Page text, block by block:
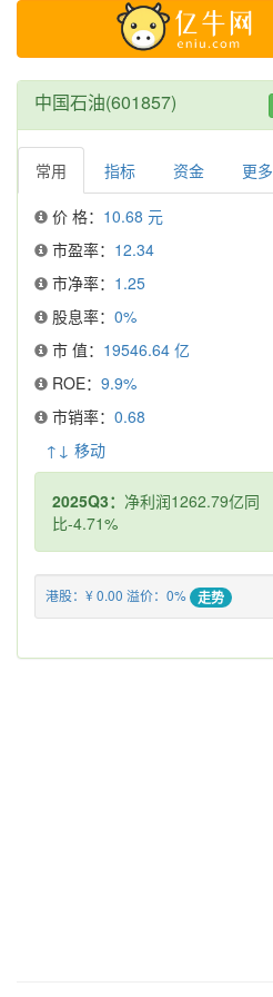
中国石油(601857)
常用 指标 资金 更多
价 格： 10.68 元
市盈率： 12.34
市净率： 1.25
股息率： 0%
市 值： 19546.64 亿
ROE： 9.9%
市销率： 0.68
↑↓ 移动
2025Q3： 净利润1262.79亿同
比-4.71%
港股：¥ 0.00 溢价：0% 走势